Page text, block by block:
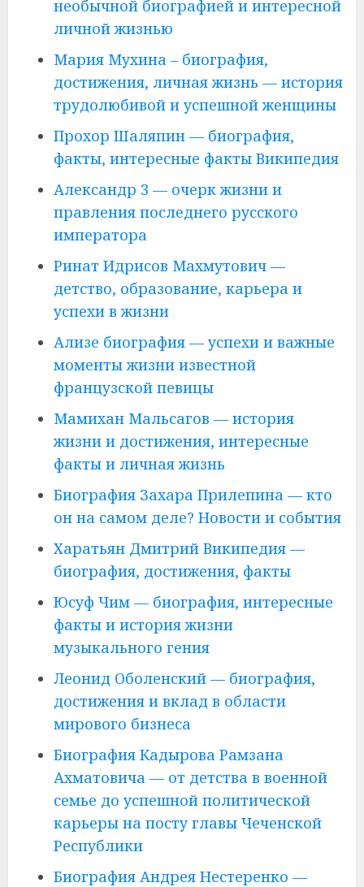
необычной биографией и интересной
личной жизнью
Мария Мухина – биография,
достижения, личная жизнь — история
трудолюбивой и успешной женщины
Прохор Шаляпин — биография,
факты, интересные факты Википедия
Александр 3 — очерк жизни и
правления последнего русского
императора
Ринат Идрисов Махмутович —
детство, образование, карьера и
успехи в жизни
Ализе биография — успехи и важные
моменты жизни известной
французской певицы
Мамихан Мальсагов — история
жизни и достижения, интересные
факты и личная жизнь
Биография Захара Прилепина — кто
он на самом деле? Новости и события
Харатьян Дмитрий Википедия —
биография, достижения, факты
Юсуф Чим — биография, интересные
факты и история жизни
музыкального гения
Леонид Оболенский — биография,
достижения и вклад в области
мирового бизнеса
Биография Кадырова Рамзана
Ахматовича — от детства в военной
семье до успешной политической
карьеры на посту главы Чеченской
Республики
Биография Андрея Нестеренко —